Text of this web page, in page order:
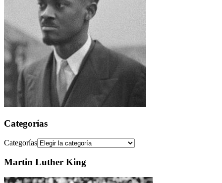
Categorías
Categorías
Martin Luther King